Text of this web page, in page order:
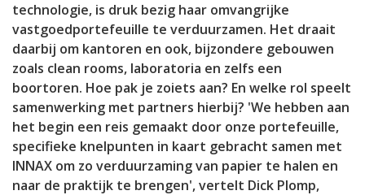
technologie, is druk bezig haar omvangrijke
vastgoedportefeuille te verduurzamen. Het draait
daarbij om kantoren en ook, bijzondere gebouwen
zoals clean rooms, laboratoria en zelfs een
boortoren. Hoe pak je zoiets aan? En welke rol speelt
samenwerking met partners hierbij? 'We hebben aan
het begin een reis gemaakt door onze portefeuille,
specifieke knelpunten in kaart gebracht samen met
INNAX om zo verduurzaming van papier te halen en
naar de praktijk te brengen', vertelt Dick Plomp,